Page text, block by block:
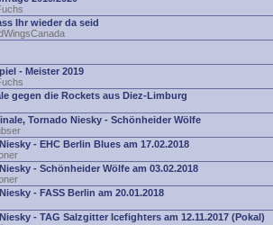
Ihr wieder da seid
- Meister 2019
gegen die Rockets aus Diez-Limburg
Tornado Niesky - Schönheider Wölfe
- EHC Berlin Blues am 17.02.2018
- Schönheider Wölfe am 03.02.2018
- FASS Berlin am 20.01.2018
- TAG Salzgitter Icefighters am 12.11.2017 (Pokal)